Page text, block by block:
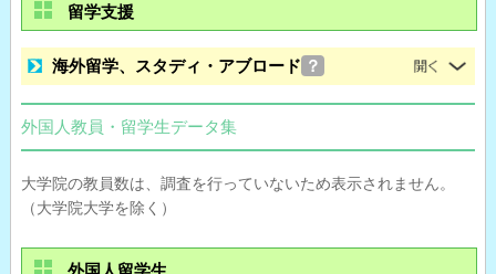
留学支援
海外留学、スタディ・アブロード ？
外国人教員・留学生データ集
大学院の教員数は、調査を行っていないため表示されません。
（大学院大学を除く）